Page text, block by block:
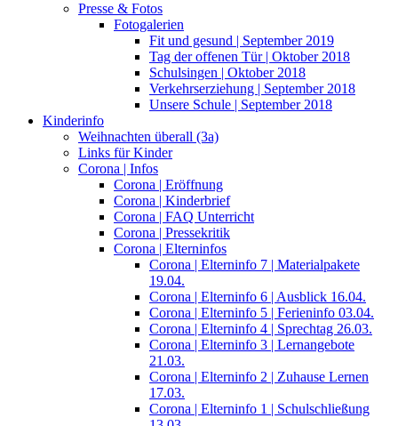
Presse & Fotos
Fotogalerien
Fit und gesund | September 2019
Tag der offenen Tür | Oktober 2018
Schulsingen | Oktober 2018
Verkehrserziehung | September 2018
Unsere Schule | September 2018
Kinderinfo
Weihnachten überall (3a)
Links für Kinder
Corona | Infos
Corona | Eröffnung
Corona | Kinderbrief
Corona | FAQ Unterricht
Corona | Pressekritik
Corona | Elterninfos
Corona | Elterninfo 7 | Materialpakete
19.04.
Corona | Elterninfo 6 | Ausblick 16.04.
Corona | Elterninfo 5 | Ferieninfo 03.04.
Corona | Elterninfo 4 | Sprechtag 26.03.
Corona | Elterninfo 3 | Lernangebote
21.03.
Corona | Elterninfo 2 | Zuhause Lernen
17.03.
Corona | Elterninfo 1 | Schulschließung